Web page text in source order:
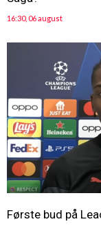
16:30, 06 august
Første bud på